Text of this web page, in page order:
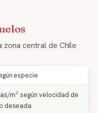
zona central de Chile
especie
m² según velocidad de
deseada